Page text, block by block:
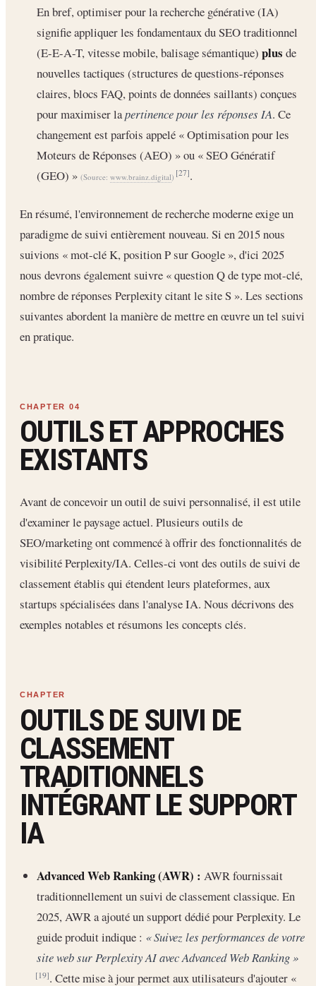
En bref, optimiser pour la recherche générative (IA)
signifie appliquer les fondamentaux du SEO traditionnel
(E-E-A-T, vitesse mobile, balisage sémantique) plus de
nouvelles tactiques (structures de questions-réponses
claires, blocs FAQ, points de données saillants) conçues
pour maximiser lapertinence pour les réponses IA. Ce
changement est parfois appelé « Optimisation pour les
Moteurs de Réponses (AEO) » ou « SEO Génératif
(GEO) » (Source: www.brainz.digital) [27].
En résumé, l'environnement de recherche moderne exige un
paradigme de suivi entièrement nouveau. Si en 2015 nous
suivions « mot-clé K, position P sur Google », d'ici 2025
nous devrons également suivre « question Q de type mot-clé,
nombre de réponses Perplexity citant le site S ». Les sections
suivantes abordent la manière de mettre en œuvre un tel suivi
en pratique.
OUTILS ET APPROCHES
EXISTANTS
Avant de concevoir un outil de suivi personnalisé, il est utile
d'examiner le paysage actuel. Plusieurs outils de
SEO/marketing ont commencé à offrir des fonctionnalités de
visibilité Perplexity/IA. Celles-ci vont des outils de suivi de
classement établis qui étendent leurs plateformes, aux
startups spécialisées dans l'analyse IA. Nous décrivons des
exemples notables et résumons les concepts clés.
OUTILS DE SUIVI DE
CLASSEMENT
TRADITIONNELS
INTÉGRANT LE SUPPORT
IA
Advanced Web Ranking (AWR) : AWR fournissait
traditionnellement un suivi de classement classique. En
2025, AWR a ajouté un support dédié pour Perplexity. Le
guide produit indique : « Suivez les performances de votre
site web sur Perplexity AI avec Advanced Web Ranking »
[19]. Cette mise à jour permet aux utilisateurs d'ajouter «